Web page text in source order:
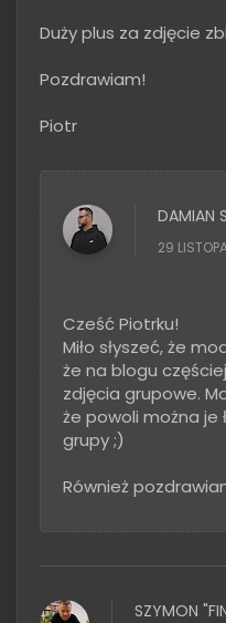
Duży plus za zdjęcie
Pozdrawiam!
Piotr
DAMIAN
29
Cześć Piotrku!
Miło słyszeć, że
że na blogu
zdjęcia grupowe.
że powoli można je
grupy ;)
Również
SZYMON